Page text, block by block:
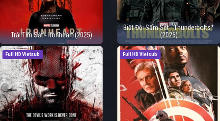
Trái Tim Sắt - Ironheart (2025)
Biệt Đội Sấm Sét - Thunderbolts*
(2025)
Full HD Vietsub Full HD Vietsub